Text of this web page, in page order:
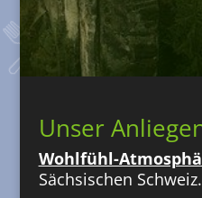
Unser
Wohlfühl-
Sächsischen Schweiz.